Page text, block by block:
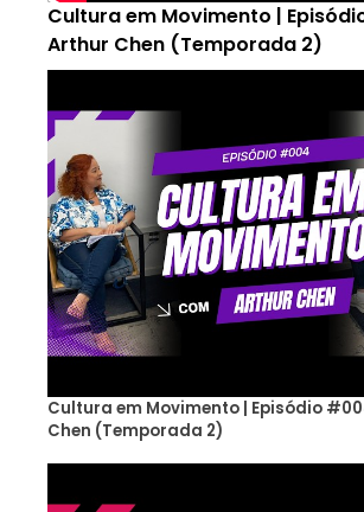
Cultura em Movimento |
Arthur Chen (Temporada 2)
Cultura em Movimento | Episódio
Chen (Temporada 2)